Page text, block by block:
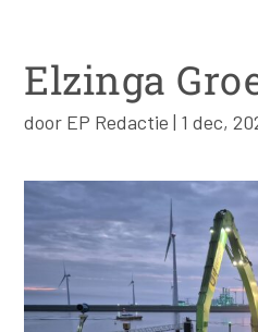
Elzinga
door EP Redactie | 1 dec,